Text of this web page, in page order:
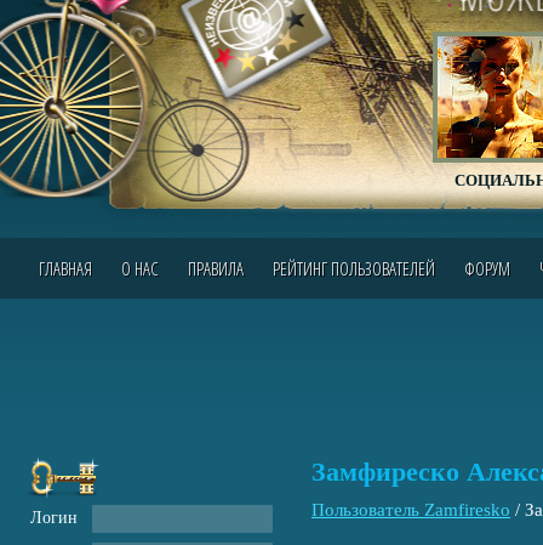
ГЛАВНАЯ О НАС ПРАВИЛА РЕЙТИНГ ПОЛЬЗОВАТЕЛЕЙ ФОРУМ
Замфиреско
Пользователь Zamfiresko /
Логин